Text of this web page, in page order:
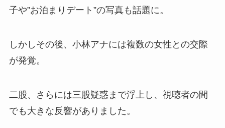
子や”お泊まりデート”の写真も話題に。
しかしその後、小林アナには複数の女性との交際
が発覚。
二股、さらには三股疑惑まで浮上し、視聴者の間
でも大きな反響がありました。